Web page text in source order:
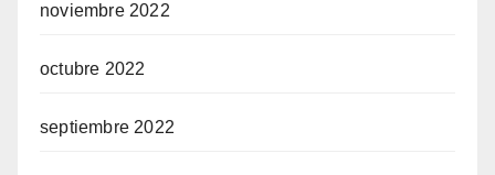
noviembre 2022
octubre 2022
septiembre 2022